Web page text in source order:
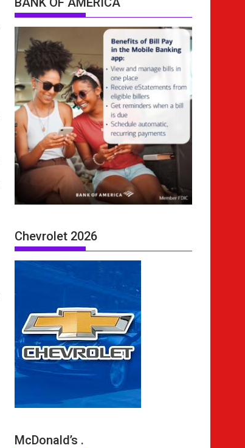
Chevrolet 2026
McDonald’s .